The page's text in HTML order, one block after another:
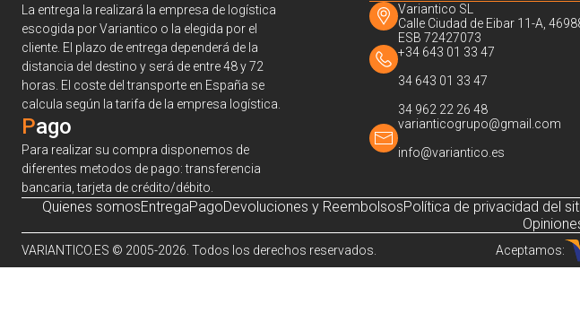
La entrega la realizará la empresa de logística
escogida por Variantico o la elegida por el
cliente. El plazo de entrega dependerá de la
distancia del destino y será de entre 48 y 72
horas. El coste del transporte en España se
calcula según la tarifa de la empresa logística.
Pago
Para realizar su compra disponemos de
diferentes metodos de pago: transferencia
bancaria, tarjeta de crédito/débito.
Variantico SL
Calle Ciudad de Eibar 11-A,
ESB 72427073
+34 643 01 33 47
34 643 01 33 47
34 962 22 26 48
varianticogrupo@gmail.com
info@variantico.es
Quienes somosEntregaPagoDevoluciones y ReembolsosPolítica de privacidad del
VARIANTICO.ES © 2005-2026. Todos los derechos reservados. Aceptamos: